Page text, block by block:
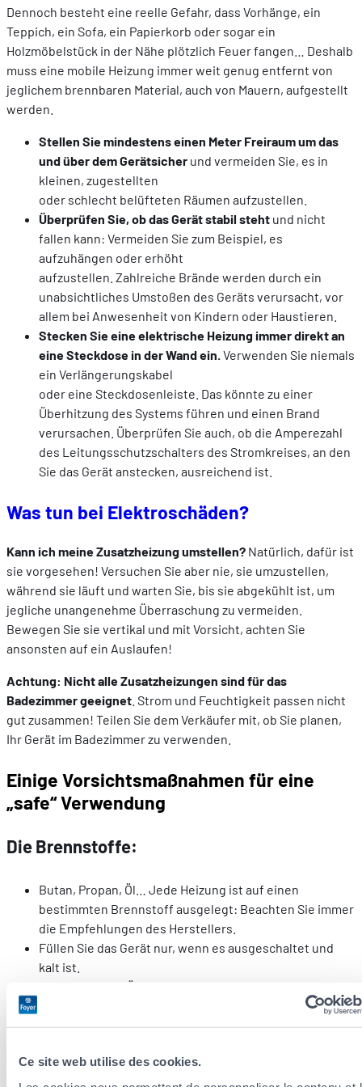
Ce site web utilise des cookies.
Dennoch besteht eine reelle Gefahr, dass Vorhänge, ein
Teppich, ein Sofa, ein Papierkorb oder sogar ein
Holzmöbelstück in der Nähe plötzlich Feuer fangen… Deshalb
muss eine mobile Heizung immer weit genug entfernt von
jeglichem brennbaren Material, auch von Mauern, aufgestellt
werden.
Stellen Sie mindestens einen Meter Freiraum um das
und über dem Gerätsicher und vermeiden Sie, es in
kleinen, zugestellten
oder schlecht belüfteten Räumen aufzustellen.
Überprüfen Sie, ob das Gerät stabil steht und nicht
fallen kann: Vermeiden Sie zum Beispiel, es
aufzuhängen oder erhöht
aufzustellen. Zahlreiche Brände werden durch ein
unabsichtliches Umstoßen des Geräts verursacht, vor
allem bei Anwesenheit von Kindern oder Haustieren.
Stecken Sie eine elektrische Heizung immer direkt an
eine Steckdose in der Wand ein.Verwenden Sie niemals
ein Verlängerungskabel
oder eine Steckdosenleiste. Das könnte zu einer
Überhitzung des Systems führen und einen Brand
verursachen. Überprüfen Sie auch, ob die Amperezahl
des Leitungsschutzschalters des Stromkreises, an den
Sie das Gerät anstecken, ausreichend ist.
Was tun bei Elektroschäden?
Kann ich meine Zusatzheizung umstellen? Natürlich, dafür ist
sie vorgesehen! Versuchen Sie aber nie, sie umzustellen,
während sie läuft und warten Sie, bis sie abgekühlt ist, um
jegliche unangenehme Überraschung zu vermeiden.
Bewegen Sie sie vertikal und mit Vorsicht, achten Sie
ansonsten auf ein Auslaufen!
Achtung: Nicht alle Zusatzheizungen sind für das
Badezimmer geeignet . Strom und Feuchtigkeit passen nicht
gut zusammen! Teilen Sie dem Verkäufer mit, ob Sie planen,
Ihr Gerät im Badezimmer zu verwenden.
Einige Vorsichtsmaßnahmen für eine
„safe“ Verwendung
Die Brennstoffe:
Butan, Propan, Öl… Jede Heizung ist auf einen
bestimmten Brennstoff ausgelegt: Beachten Sie immer
die Empfehlungen des Herstellers.
Füllen Sie das Gerät nur, wenn es ausgeschaltet und
kalt ist.
Lassen Sie den Ölbehälter oder die Gasflasche nicht in